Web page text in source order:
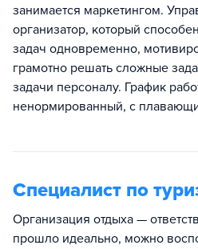
занимается маркетингом.
организатор, который
задач одновременно,
грамотно решать сложные
задачи персоналу. График
ненормированный, с
Специалист по
Организация отдыха —
прошло идеально, можно